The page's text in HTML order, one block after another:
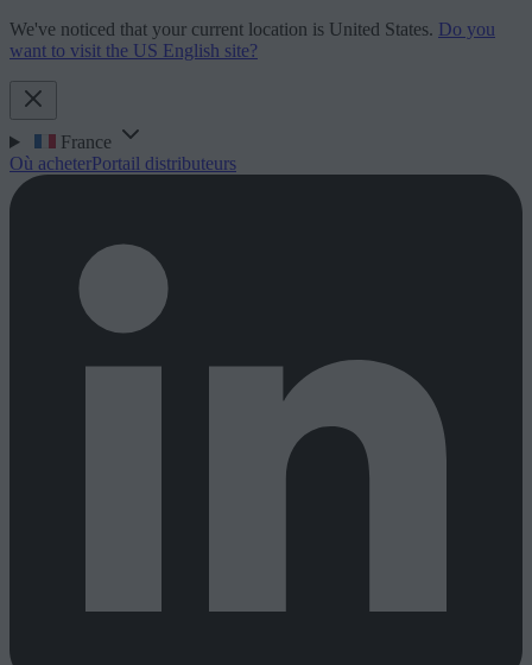
We've noticed that your current location is United States. Do you
want to visit the US English site?
France
Où acheterPortail distributeurs